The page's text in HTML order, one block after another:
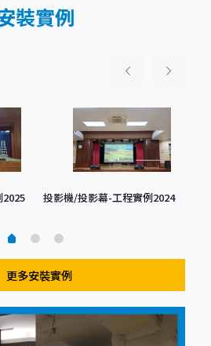
裝實例
投影機/投影幕-工程實例2024
更多安裝實例